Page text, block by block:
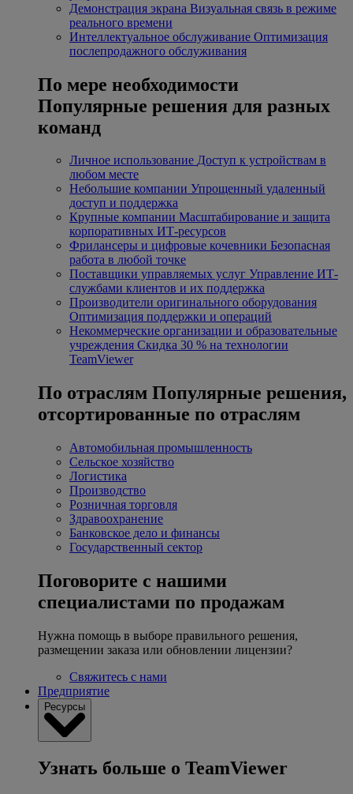
Демонстрация экрана Визуальная связь в режиме
реального времени
Интеллектуальное обслуживание Оптимизация
послепродажного обслуживания
По мере необходимости
Популярные решения для разных
команд
Личное использование Доступ к устройствам в
любом месте
Небольшие компании Упрощенный удаленный
доступ и поддержка
Крупные компании Масштабирование и защита
корпоративных ИТ-ресурсов
Фрилансеры и цифровые кочевники Безопасная
работа в любой точке
Поставщики управляемых услуг Управление ИТ-
службами клиентов и их поддержка
Производители оригинального оборудования
Оптимизация поддержки и операций
Некоммерческие организации и образовательные
учреждения Скидка 30 % на технологии
TeamViewer
По отраслям Популярные решения,
отсортированные по отраслям
Автомобильная промышленность
Сельское хозяйство
Логистика
Производство
Розничная торговля
Здравоохранение
Банковское дело и финансы
Государственный сектор
Поговорите с нашими
специалистами по продажам
Нужна помощь в выборе правильного решения,
размещении заказа или обновлении лицензии?
Свяжитесь с нами
Предприятие
Ресурсы
Узнать больше о TeamViewer